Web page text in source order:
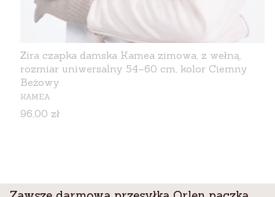
Zira czapka damska Kamea zimowa, z wełną,
rozmiar uniwersalny 54–60 cm, kolor Ciemny
Beżowy
PRODUCENT
KAMEA
Cena
96,00 zł